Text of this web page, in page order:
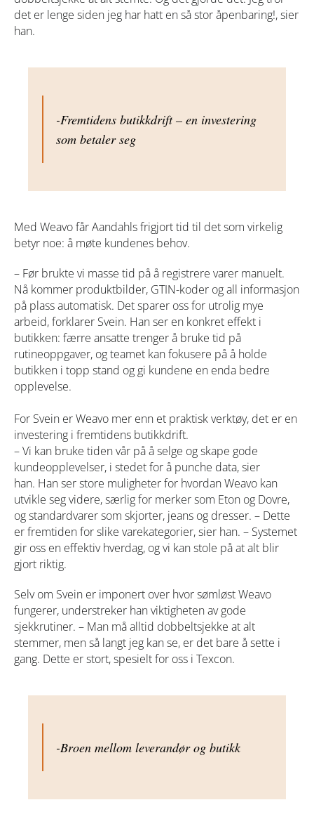
det er lenge siden jeg har hatt en så stor åpenbaring!, sier
han.
-Fremtidens butikkdrift – en investering
som betaler seg
Med Weavo får Aandahls frigjort tid til det som virkelig
betyr noe: å møte kundenes behov.
– Før brukte vi masse tid på å registrere varer manuelt.
Nå kommer produktbilder, GTIN-koder og all informasjon
på plass automatisk. Det sparer oss for utrolig mye
arbeid, forklarer Svein. Han ser en konkret effekt i
butikken: færre ansatte trenger å bruke tid på
rutineoppgaver, og teamet kan fokusere på å holde
butikken i topp stand og gi kundene en enda bedre
opplevelse.
For Svein er Weavo mer enn et praktisk verktøy, det er en
investering i fremtidens butikkdrift.
– Vi kan bruke tiden vår på å selge og skape gode
kundeopplevelser, i stedet for å punche data, sier
han. Han ser store muligheter for hvordan Weavo kan
utvikle seg videre, særlig for merker som Eton og Dovre,
og standardvarer som skjorter, jeans og dresser. – Dette
er fremtiden for slike varekategorier, sier han. – Systemet
gir oss en effektiv hverdag, og vi kan stole på at alt blir
gjort riktig.
Selv om Svein er imponert over hvor sømløst Weavo
fungerer, understreker han viktigheten av gode
sjekkrutiner. – Man må alltid dobbeltsjekke at alt
stemmer, men så langt jeg kan se, er det bare å sette i
gang. Dette er stort, spesielt for oss i Texcon.
-Broen mellom leverandør og butikk